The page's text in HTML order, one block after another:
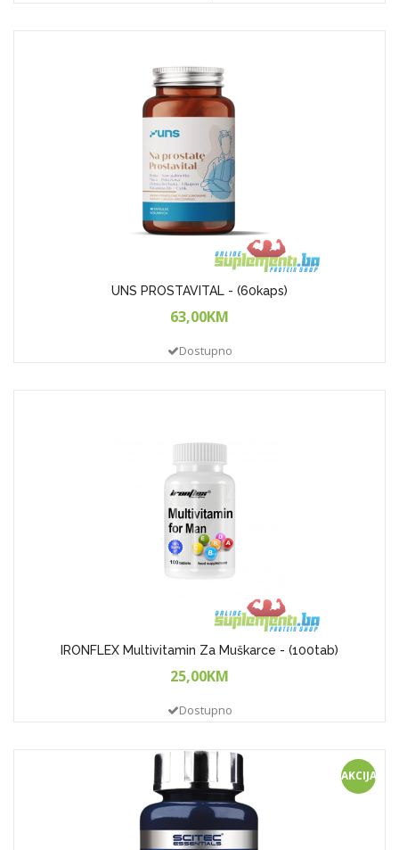
UNS PROSTAVITAL - (60kaps)
63,00KM
Dostupno
IRONFLEX Multivitamin Za Muškarce - (100tab)
25,00KM
Dostupno
AKCIJA!